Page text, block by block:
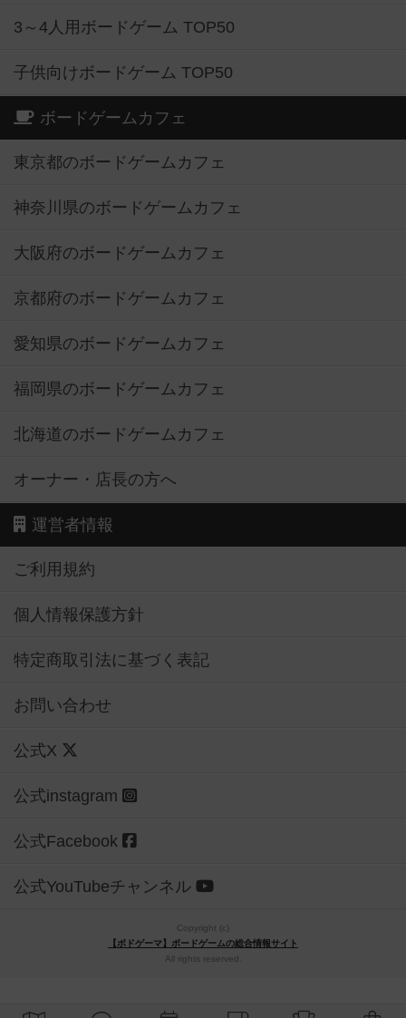
3～4人用ボードゲーム TOP50
子供向けボードゲーム TOP50
ボードゲームカフェ
東京都のボードゲームカフェ
神奈川県のボードゲームカフェ
大阪府のボードゲームカフェ
京都府のボードゲームカフェ
愛知県のボードゲームカフェ
福岡県のボードゲームカフェ
北海道のボードゲームカフェ
オーナー・店長の方へ
運営者情報
ご利用規約
個人情報保護方針
特定商取引法に基づく表記
お問い合わせ
公式X
公式instagram
公式Facebook
公式YouTubeチャンネル
Copyright (c)
【ボドゲーマ】ボードゲームの総合情報サイト
All rights reserved.